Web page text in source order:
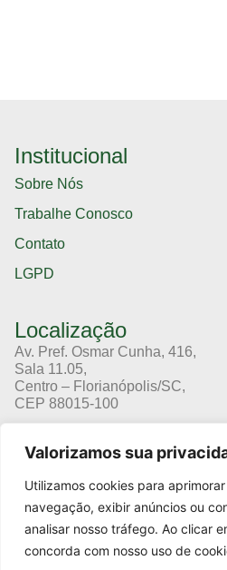
Valorizamos sua
Utilizamos cookies para
navegação, exibir anúncios ou
analisar nosso tráfego. Ao clicar
concorda com nosso uso de
Institucional
Sobre Nós
Trabalhe Conosco
Contato
LGPD
Localização
Av. Pref. Osmar Cunha, 416,
Sala 11.05,
Centro – Florianópolis/SC,
CEP 88015-100
(11) 94191-8666
Cursos